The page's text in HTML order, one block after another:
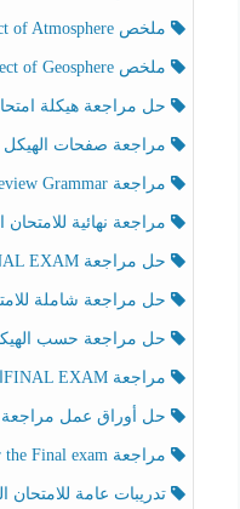
ملخص Effect of Atmosphere حسب الهيكل الوزاري العلوم المتكاملة الصف الخامس انسبير الفصل الثالث
ملخص Effect of Geosphere حسب الهيكل الوزاري العلوم المتكاملة الصف الخامس انسبير الفصل الثالث
حل مراجعة هيكلة امتحان
مراجعة صفحات الهيكل العلوم
مراجعة Review Grammar حسب الهيكل اللغة الإنجليزية الصف الخامس الفصل الثالث
مراجعة نهائية للامتحان
حل مراجعة FINAL EXAMاللغة الإنجليزية الصف الخامس الفصل الثالث
حل مراجعة شاملة للامتحان
حل مراجعة حسب الهيكل الوزاري
مراجعة FINAL EXAMاللغة الإنجليزية الصف الخامس الفصل الثالث
حل أوراق عمل مراجعة الاختبار
مراجعة Preparation for the Final exam اللغة الإنجليزية الصف الرابع الفصل الثالث
تدريبات عامة للامتحان